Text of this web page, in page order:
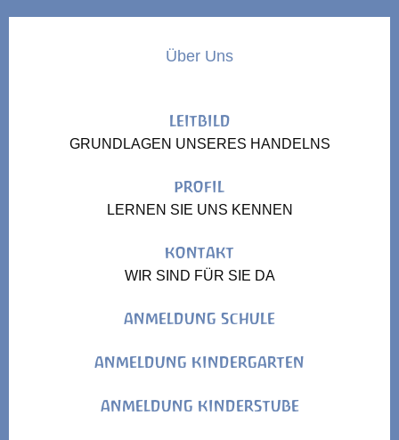
Über Uns
LEITBILD
GRUNDLAGEN UNSERES HANDELNS
PROFIL
LERNEN SIE UNS KENNEN
KONTAKT
WIR SIND FÜR SIE DA
ANMELDUNG SCHULE
ANMELDUNG KINDERGARTEN
ANMELDUNG KINDERSTUBE